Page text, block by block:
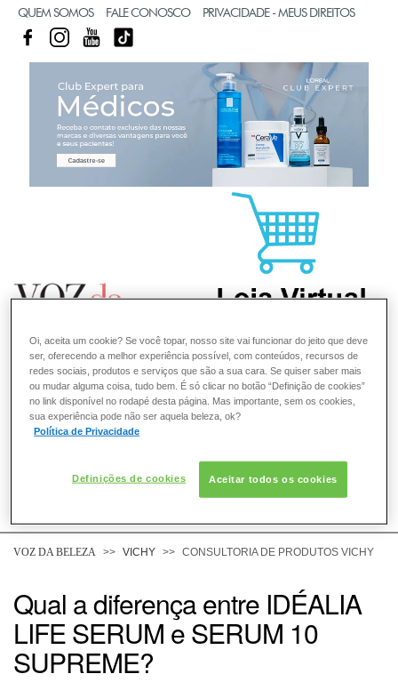
QUEM SOMOS FALE CONOSCO PRIVACIDADE - MEUS DIREITOS
FACEBOOKINSTAGRAM
YOUTUBE
COMO POSSO AJUDAR? DÚVIDAS SOBRE:
DESODORANTE
VOZ DA BELEZA VICHY CONSULTORIA DE PRODUTOS VICHY
Qual a diferença entre IDÉALIA
LIFE SERUM e SERUM 10
SUPREME?
Oi, aceita um cookie? Se você topar, nosso site vai funcionar do jeito que deve
ser, oferecendo a melhor experiência possível, com conteúdos, recursos de
redes sociais, produtos e serviços que são a sua cara. Se quiser saber mais
ou mudar alguma coisa, tudo bem. É só clicar no botão “Definição de cookies”
no link disponível no rodapé desta página. Mas importante, sem os cookies,
sua experiência pode não ser aquela beleza, ok?
Política de Privacidade
Definições de cookies Aceitar todos os cookies